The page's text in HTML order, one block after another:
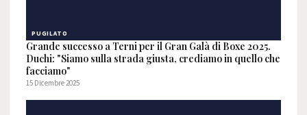
PUGILATO
Grande successo a Terni per il Gran Galà di Boxe 2025.
Duchi: "Siamo sulla strada giusta, crediamo in quello che
facciamo"
15 Dicembre 2025